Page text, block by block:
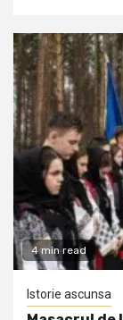
4 min read
Istorie ascunsa